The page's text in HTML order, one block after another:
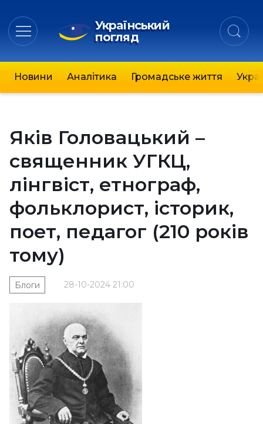
Український
погляд
Новини Аналітика Громадське життя
Яків Головацький –
священник УГКЦ,
лінгвіст, етнограф,
фольклорист, історик,
поет, педагог (210 років
тому)
28-10-2024 21:00
Блоги